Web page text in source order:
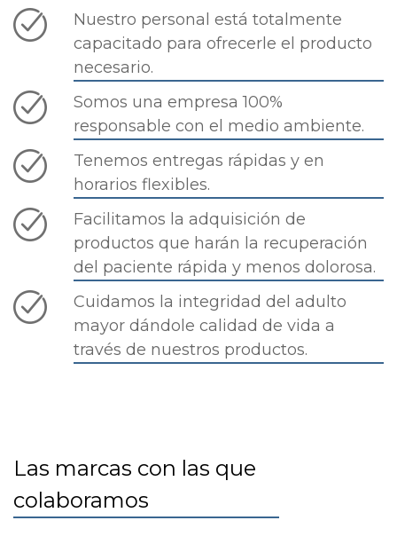
Nuestro personal está totalmente
capacitado para ofrecerle el producto
necesario.
Somos una empresa 100%
responsable con el medio ambiente.
Tenemos entregas rápidas y en
horarios flexibles.
Facilitamos la adquisición de
productos que harán la recuperación
del paciente rápida y menos dolorosa.
Cuidamos la integridad del adulto
mayor dándole calidad de vida a
través de nuestros productos.
Las marcas con las que
colaboramos